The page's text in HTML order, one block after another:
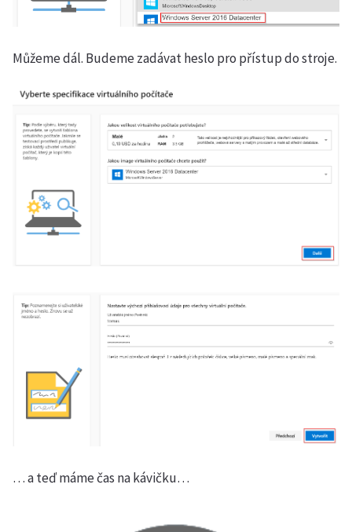
Můžeme dál. Budeme zadávat heslo pro přístup do stroje.
… a teď máme čas na kávičku…